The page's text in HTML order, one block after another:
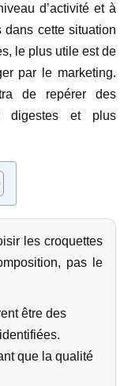
d’activité et à
cette situation
le plus utile est de
par le marketing.
de repérer des
digestes et plus
les croquettes
pas le
être des
que la qualité